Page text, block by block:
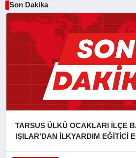
Son Dakika
TARSUS ÜLKÜ OCAKLARI İLÇE
IŞILAR’DAN İLKYARDIM EĞİTİCİ